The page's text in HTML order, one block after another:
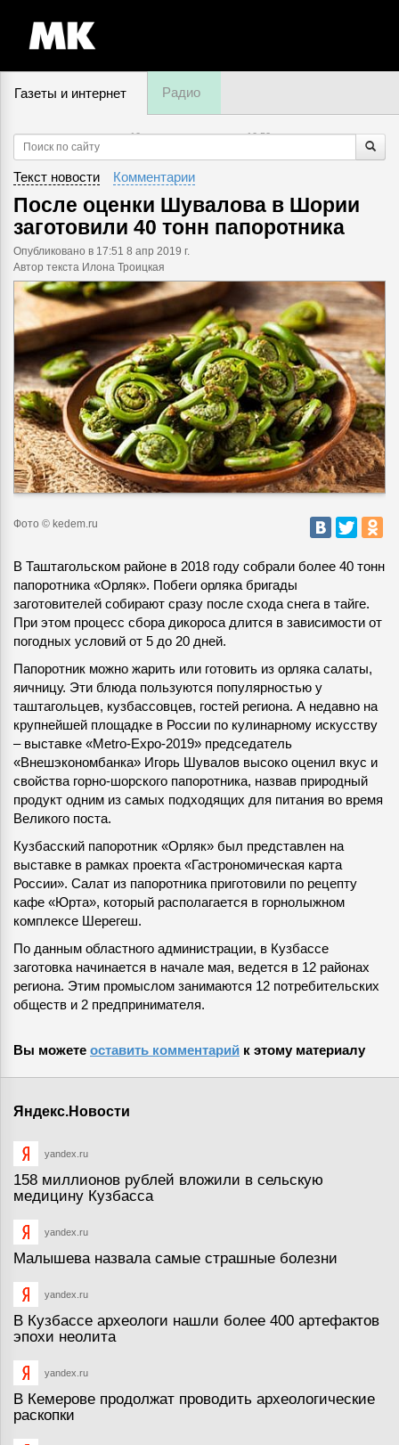
Газеты и интернет Радио
10 августа, понедельник,10:52
Текст новости Комментарии
После оценки Шувалова в Шории
заготовили 40 тонн папоротника
Опубликовано в 17:51 8 апр 2019 г.
Автор текста Илона Троицкая
Фото © kedem.ru
В Таштагольском районе в 2018 году собрали более 40 тонн
папоротника «Орляк». Побеги орляка бригады
заготовителей собирают сразу после схода снега в тайге.
При этом процесс сбора дикороса длится в зависимости от
погодных условий от 5 до 20 дней.
Папоротник можно жарить или готовить из орляка салаты,
яичницу. Эти блюда пользуются популярностью у
таштагольцев, кузбассовцев, гостей региона. А недавно на
крупнейшей площадке в России по кулинарному искусству
– выставке «Metro-Expo-2019» председатель
«Внешэкономбанка» Игорь Шувалов высоко оценил вкус и
свойства горно-шорского папоротника, назвав природный
продукт одним из самых подходящих для питания во время
Великого поста.
Кузбасский папоротник «Орляк» был представлен на
выставке в рамках проекта «Гастрономическая карта
России». Салат из папоротника приготовили по рецепту
кафе «Юрта», который располагается в горнолыжном
комплексе Шерегеш.
По данным областного администрации, в Кузбассе
заготовка начинается в начале мая, ведется в 12 районах
региона. Этим промыслом занимаются 12 потребительских
обществ и 2 предпринимателя.
Вы можете оставить комментарий к этому материалу
Яндекс.Новости
yandex.ru
158 миллионов рублей вложили в сельскую
медицину Кузбасса
yandex.ru
Малышева назвала самые страшные болезни
yandex.ru
В Кузбассе археологи нашли более 400 артефактов
эпохи неолита
yandex.ru
В Кемерове продолжат проводить археологические
раскопки